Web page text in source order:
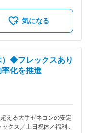
1～3年かけて施工管理
エリアの案件については
い方、又、将来的により
として活躍したい方な
れたい方は活躍の機会が
しあう温かい社風で
つ成長していきたい・社
思いを持つ社員が多いで
方が可能。月3回の帰省
当が用意されておりま
歳：1150万※地域限定職
提示になります。賃金は
を通じて上下する可能性が
気になる
）◆フレックスあり
化を推進
える大手ゼネコンの安定
クス／土日祝休／福利厚